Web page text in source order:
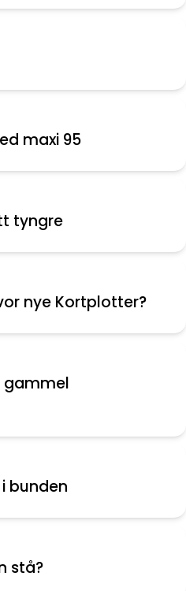
maxi 95
tyngre
nye Kortplotter?
gammel
bunden
stå?